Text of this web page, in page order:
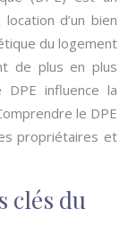
d’un bien
du logement
de plus en plus
influence la
le DPE
propriétaires et
clés du